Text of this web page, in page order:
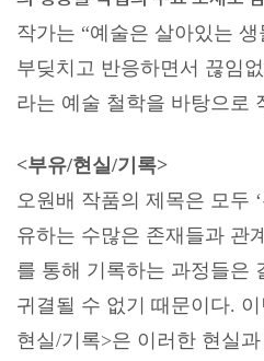
작가는 “예술은 살아있는 생
부딪치고 반응하면서 끊임
라는 예술 철학을 바탕으로
<부유/현실/기록>
오원배 작품의 제목은 모두 ‘
유하는 수많은 존재들과 관
를 통해 기록하는 과정들은
귀결될 수 없기 때문이다.
현실/기록>은 이러한 현실